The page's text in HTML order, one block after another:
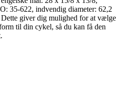
35-622, indvendig diameter: 62,2
giver dig mulighed for at vælge
til din cykel, så du kan få den